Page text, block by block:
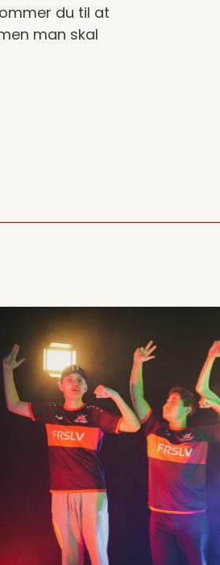
du til at
man skal